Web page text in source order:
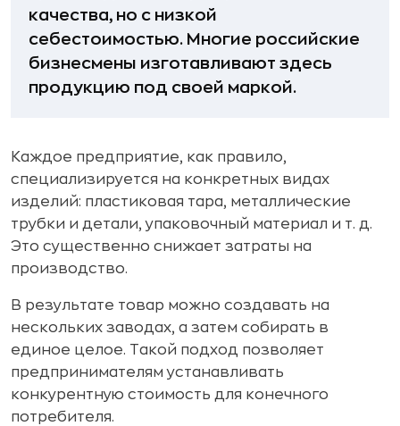
качества, но с низкой
себестоимостью. Многие российские
бизнесмены изготавливают здесь
продукцию под своей маркой.
Каждое предприятие, как правило,
специализируется на конкретных видах
изделий: пластиковая тара, металлические
трубки и детали, упаковочный материал и т. д.
Это существенно снижает затраты на
производство.
В результате товар можно создавать на
нескольких заводах, а затем собирать в
единое целое. Такой подход позволяет
предпринимателям устанавливать
конкурентную стоимость для конечного
потребителя.